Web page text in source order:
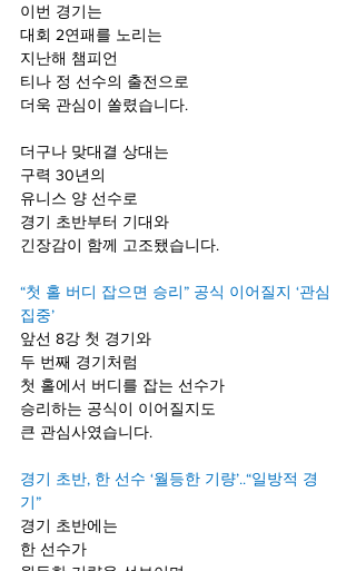
이번 경기는
대회 2연패를 노리는
지난해 챔피언
티나 정 선수의 출전으로
더욱 관심이 쏠렸습니다.
더구나 맞대결 상대는
구력 30년의
유니스 양 선수로
경기 초반부터 기대와
긴장감이 함께 고조됐습니다.
“첫 홀 버디 잡으면 승리” 공식 이어질지 ‘관심
집중’
앞선 8강 첫 경기와
두 번째 경기처럼
첫 홀에서 버디를 잡는 선수가
승리하는 공식이 이어질지도
큰 관심사였습니다.
경기 초반, 한 선수 ‘월등한 기량’..“일방적 경
기”
경기 초반에는
한 선수가